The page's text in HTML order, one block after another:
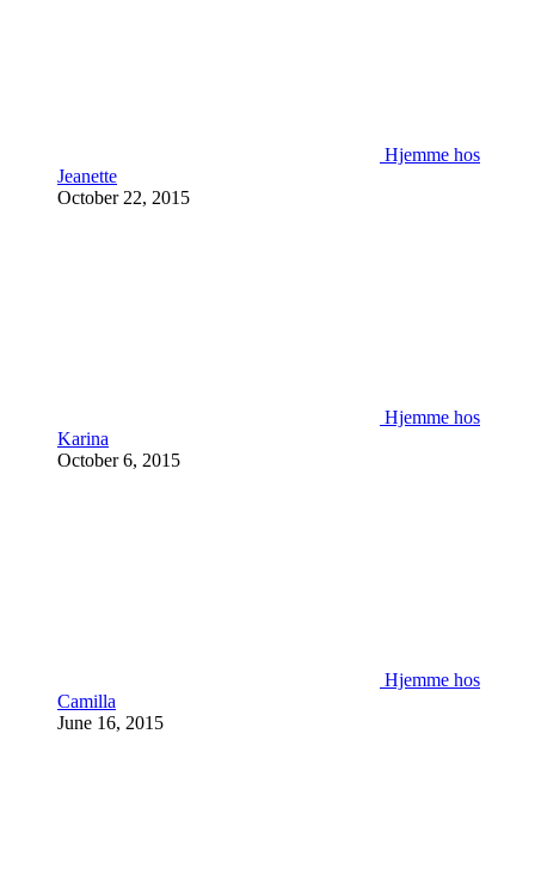
Hjemme hos
Jeanette
October 22, 2015
Hjemme hos
Karina
October 6, 2015
Hjemme hos
Camilla
June 16, 2015